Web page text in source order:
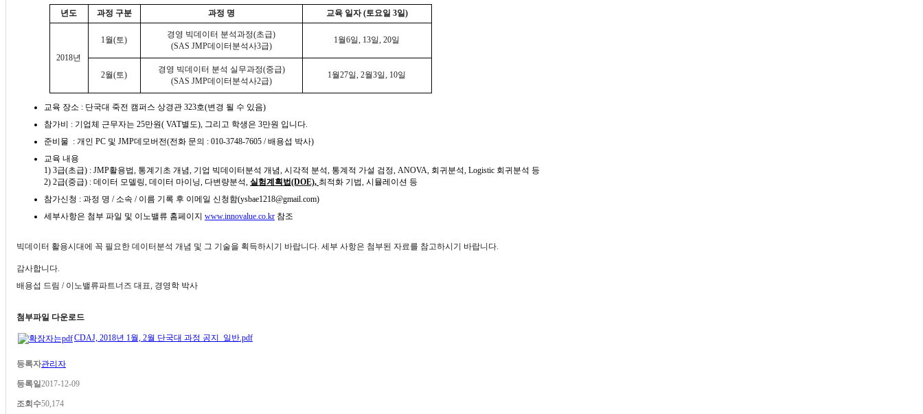
년도 과정 구분 과정 명 교육 일자(토요일 3일)
2018년
1월(토)
경영 빅데이터 분석과정(초급)
(SAS JMP데이터분석사3급)
1월6일, 13일, 20일
2월(토)
경영 빅데이터 분석 실무과정(중급)
(SAS JMP데이터분석사2급)
1월27일, 2월3일, 10일
교육 장소 : 단국대 죽전 캠퍼스 상경관 323호(변경 될 수 있음)
참가비
: 기업체 근무자는 25만원( VAT별도), 그리고 학생은 3만원 입니다.
준비물 : 개인 PC 및 JMP데모버전(전화 문의 : 010-3748-7605 /배용섭 박사)
교육 내용
1) 3급(초급) : JMP활용법, 통계기초 개념, 기업 빅데이터분석 개념, 시각적 분석, 통계적 가설 검정, ANOVA, 회귀분석, Logistic 회귀분석 등
2) 2급(중급) : 데이터 모델링, 데이터 마이닝, 다변량분석, 실험계획법(DOE), 최적화 기법, 시뮬레이션 등
참가신청 : 과정 명 / 소속 / 이름 기록 후 이메일 신청함(ysbae1218@gmail.com)
세부사항은 첨부 파일 및 이노밸류 홈페이지 www.innovalue.co.kr 참조
빅데이터 활용시대에 꼭 필요한 데이터분석 개념 및 그 기술을 획득하시기 바랍니다. 세부 사항은 첨부된 자료를 참고하시기 바랍니다.
감사합니다.
배용섭 드림 / 이노밸류파트너즈 대표, 경영학 박사
첨부파일 다운로드
CDAJ, 2018년 1월, 2월 단국대 과정 공지_일반.pdf
등록자관리자
등록일2017-12-09
조회수50,174